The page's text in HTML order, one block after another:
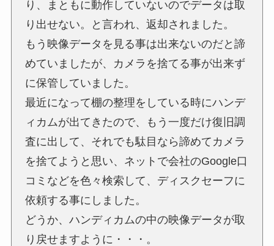
り、まともに動作していないのでデータは取
り出せない。と言われ、返却されました。
もう映像データを見る事は出来ないのだと諦
めていましたが、カメラを捨てる事が出来ず
に保管していました。
最近になって棚の整理をしている時にハンデ
ィカムが出てきたので、もう一度だけ復旧調
査に出して、それでも駄目なら諦めてカメラ
を捨てようと思い、ネットで会社のGoogle口
コミなどを色々検索して、ディスクセーフに
依頼する事にしました。
どうか、ハンディカムの中の映像データが取
り戻せますように・・・。